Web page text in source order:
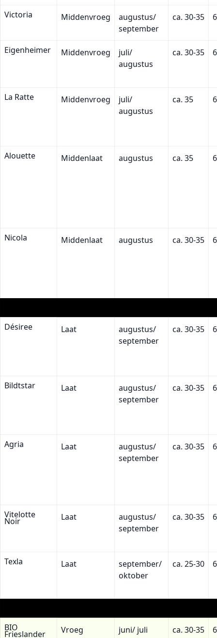
Victoria Middenvroeg
augustus/
september
ca. 30-35
Eigenheimer Middenvroeg
juli/
augustus
ca. 30-35
La Ratte Middenvroeg
juli/
augustus
ca. 35
Alouette Middenlaat augustus ca. 35
Nicola Middenlaat augustus ca. 30-35
Désiree Laat
augustus/
september
ca. 30-35
Bildtstar Laat
augustus/
september
ca. 30-35
Agria Laat
augustus/
september
ca. 30-35
Vitelotte
Noir Laat
augustus/
september
ca. 30-35
Texla Laat
september/
oktober
ca. 25-30
BIO
Frieslander Vroeg juni/ juli ca. 30-35